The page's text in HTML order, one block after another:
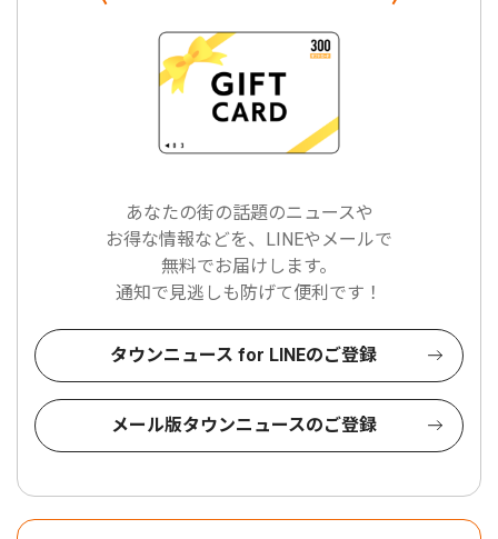
あなたの街の話題のニュースや
お得な情報などを、LINEやメールで
無料でお届けします。
通知で見逃しも防げて便利です！
タウンニュース for LINEのご登録
メール版タウンニュースのご登録